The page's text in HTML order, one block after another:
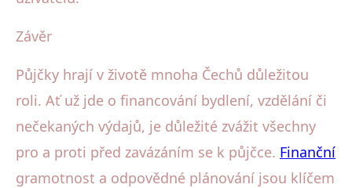
Závěr
Půjčky hrají v životě mnoha Čechů důležitou
roli. Ať už jde o financování bydlení, vzdělání či
nečekaných výdajů, je důležité zvážit všechny
pro a proti před zavázáním se k půjčce. Finanční
gramotnost a odpovědné plánování jsou klíčem